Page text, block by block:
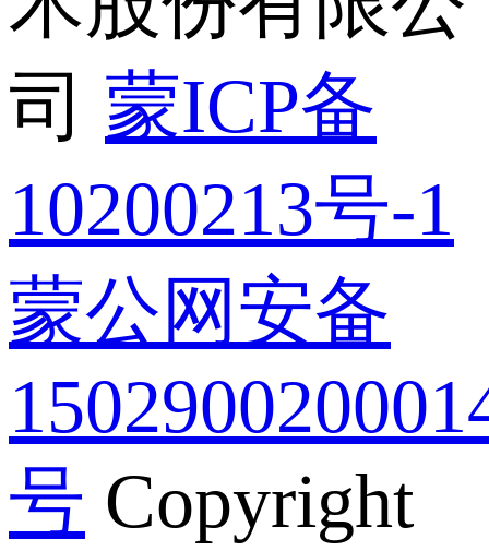
司 蒙ICP备
10200213号-1
蒙公网安备
号 Copyright